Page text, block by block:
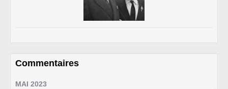
Commentaires
MAI 2023